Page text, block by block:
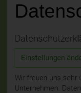
Einstellungen
Wir freuen uns sehr
Unternehmen.